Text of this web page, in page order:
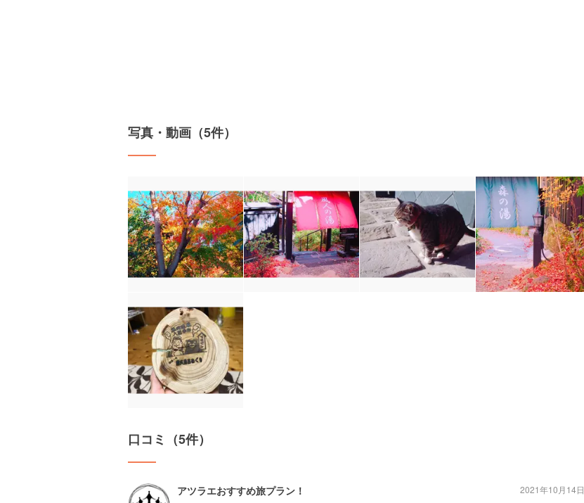
写真・動画（5件）
口コミ（5件）
アツラエおすすめ旅プラン！
2021年10月14日